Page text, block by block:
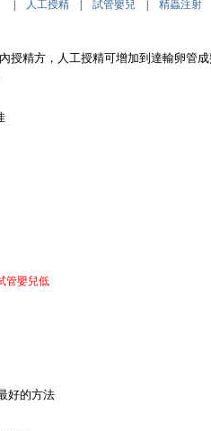
人工授精 試管嬰兒 精蟲注射
授精方，人工授精可增加到達輸卵管
管嬰兒低
好的方法